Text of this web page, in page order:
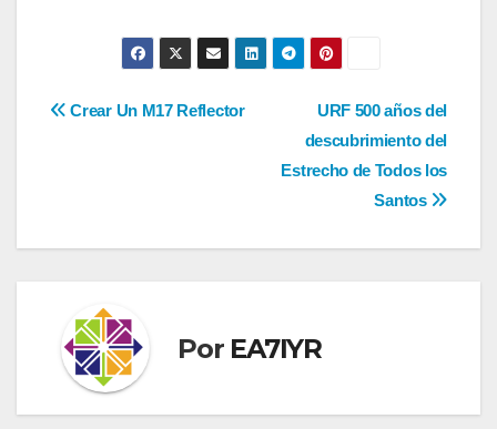
Navegación
URF 500 años del
descubrimiento del
Estrecho de Todos los
Santos
Crear Un M17 Reflector
Por EA7IYR